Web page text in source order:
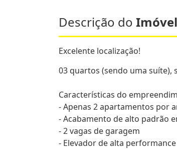
Descrição do Imóvel
Excelente localização!
03 quartos (sendo uma suíte),
Características do
- Apenas 2 apartamentos por
- Acabamento de alto padrão
- 2 vagas de garagem
- Elevador de alta performance